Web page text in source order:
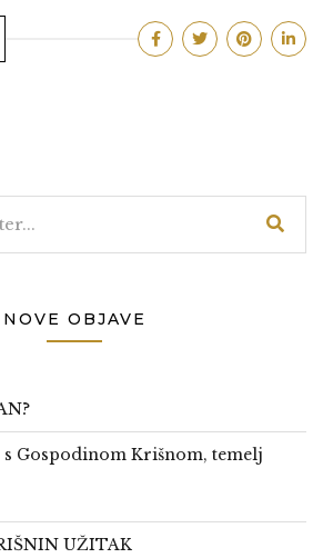
NOVE OBJAVE
s Gospodinom Krišnom, temelj
UŽITAK